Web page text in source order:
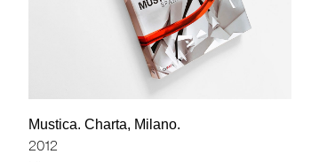
Mustica. Charta, Milano.
2012